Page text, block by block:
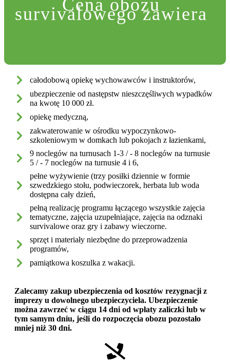
Cena obozu
survivalowego zawiera
całodobową opiekę wychowawców i instruktorów,
ubezpieczenie od następstw nieszczęśliwych wypadków
na kwotę 10 000 zł.
opiekę medyczną,
zakwaterowanie w ośrodku wypoczynkowo-
szkoleniowym w domkach lub pokojach z łazienkami,
9 noclegów na turnusach 1-3 / - 8 noclegów na turnusie
5 / - 7 noclegów na turnusie 4 i 6,
pełne wyżywienie (trzy posiłki dziennie w formie
szwedzkiego stołu, podwieczorek, herbata lub woda
dostępna cały dzień,
pełną realizację programu łączącego wszystkie zajęcia
tematyczne, zajęcia uzupełniające, zajęcia na odznaki
survivalowe oraz gry i zabawy wieczorne.
sprzęt i materiały niezbędne do przeprowadzenia
programów,
pamiątkowa koszulka z wakacji.
Zalecamy zakup ubezpieczenia od kosztów rezygnacji z
imprezy u dowolnego ubezpieczyciela. Ubezpieczenie
można zawrzeć w ciągu 14 dni od wpłaty zaliczki lub w
tym samym dniu, jeśli do rozpoczęcia obozu pozostało
mniej niż 30 dni.